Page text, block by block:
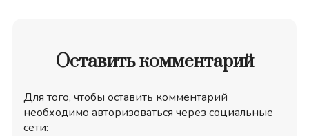
Оставить комментарий
Для того, чтобы оставить комментарий
необходимо авторизоваться через социальные
сети: